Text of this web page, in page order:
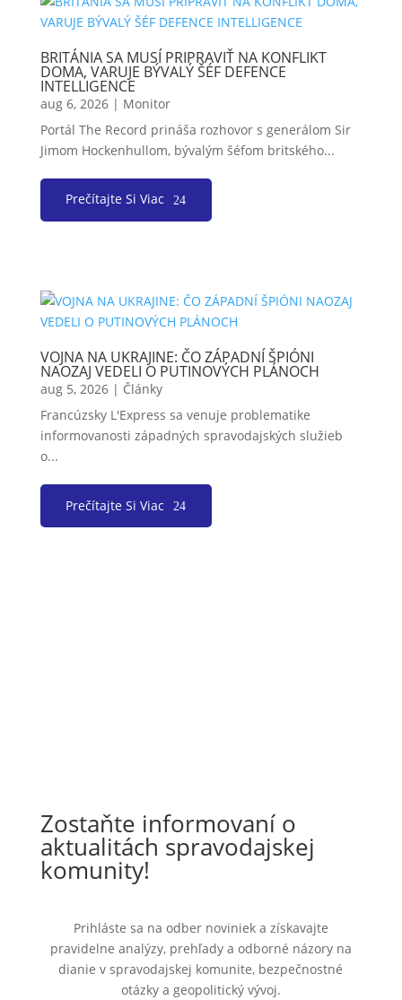
BRITÁNIA SA MUSÍ PRIPRAVIŤ NA KONFLIKT
DOMA, VARUJE BÝVALÝ ŠÉF DEFENCE
INTELLIGENCE
aug 6, 2026| Monitor
Portál The Record prináša rozhovor s generálom Sir
Jimom Hockenhullom, bývalým šéfom britského...
Prečítajte Si Viac
VOJNA NA UKRAJINE: ČO ZÁPADNÍ ŠPIÓNI
NAOZAJ VEDELI O PUTINOVÝCH PLÁNOCH
aug 5, 2026| Články
Francúzsky L'Express sa venuje problematike
informovanosti západných spravodajských služieb
o...
Prečítajte Si Viac
Zostaňte informovaní o
aktualitách spravodajskej
komunity!
Prihláste sa na odber noviniek a získavajte
pravidelne analýzy, prehľady a odborné názory na
dianie v spravodajskej komunite, bezpečnostné
otázky a geopolitický vývoj.